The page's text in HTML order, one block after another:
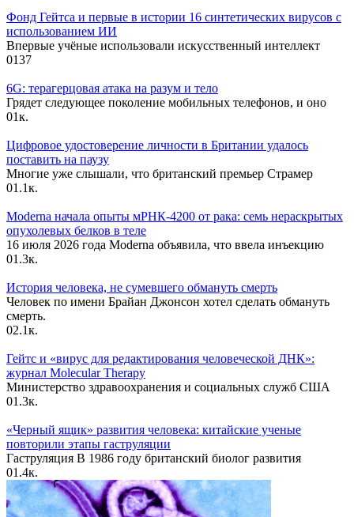
Фонд Гейтса и первые в истории 16 синтетических вирусов с
использованием ИИ
Впервые учёные использовали искусственный интеллект
0137
6G: терагерцовая атака на разум и тело
Грядет следующее поколение мобильных телефонов, и оно
01к.
Цифровое удостоверение личности в Британии удалось
поставить на паузу
Многие уже слышали, что британский премьер Страмер
01.1к.
Moderna начала опыты мРНК-4200 от рака: семь нераскрытых
опухолевых белков в теле
16 июля 2026 года Moderna объявила, что ввела инъекцию
01.3к.
История человека, не сумевшего обмануть смерть
Человек по имени Брайан Джонсон хотел сделать обмануть
смерть.
02.1к.
Гейтс и «вирус для редактирования человеческой ДНК»:
журнал Molecular Therapy
Министерство здравоохранения и социальных служб США
01.3к.
«Черный ящик» развития человека: китайские ученые
повторили этапы гаструляции
Гаструляция В 1986 году британский биолог развития
01.4к.